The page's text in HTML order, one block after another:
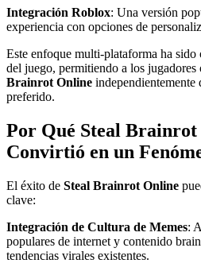
Integración Roblox: Una versión
experiencia con opciones de
Este enfoque multi-plataforma ha
del juego, permitiendo a los jugadores
Brainrot Online
preferido.
Por Qué Steal Brainrot
Convirtió en un
El éxito de Steal Brainrot Online
clave:
Integración de Cultura de Memes:
populares de internet y contenido
tendencias virales existentes.